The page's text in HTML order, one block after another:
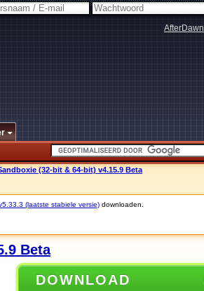
AfterDawn
(32-bit & 64-bit) v4.15.9 Beta
(laatste stabiele versie) downloaden.
Beta
DOWNLOAD